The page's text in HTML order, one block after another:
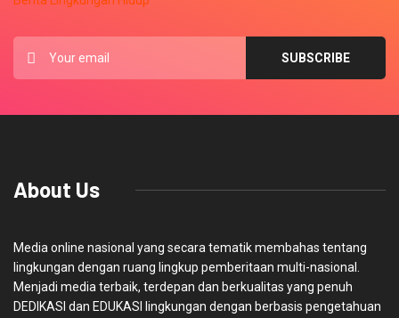
About Us
Media online nasional yang secara tematik membahas tentang
lingkungan dengan ruang lingkup pemberitaan multi-nasional.
Menjadi media terbaik, terdepan dan berkualitas yang penuh
DEDIKASI dan EDUKASI lingkungan dengan berbasis pengetahuan